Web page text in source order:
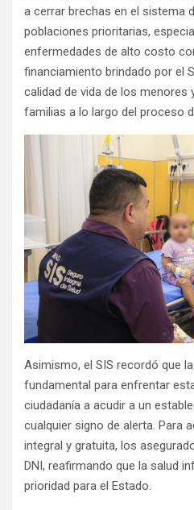
a cerrar brechas en el sistema
poblaciones prioritarias,
enfermedades de alto costo
financiamiento brindado por el
calidad de vida de los menores
familias a lo largo del proceso
Asimismo, el SIS recordó que
fundamental para enfrentar
ciudadanía a acudir a un
cualquier signo de alerta. Para
integral y gratuita, los
DNI, reafirmando que la salud
prioridad para el Estado.